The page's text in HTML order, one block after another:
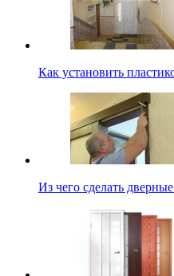
Как установить
Из чего сделать